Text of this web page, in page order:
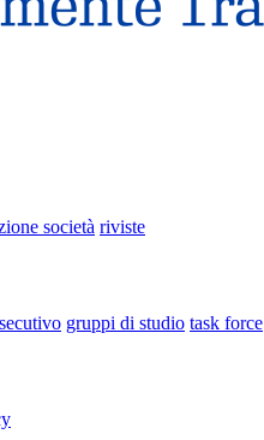
società riviste
gruppi di studio task force